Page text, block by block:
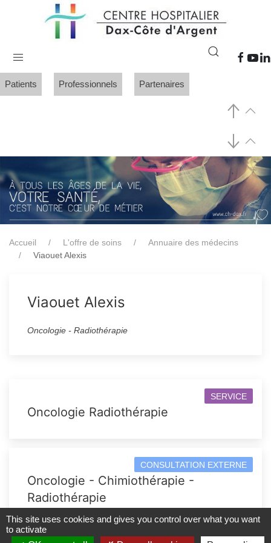
Patients Professionnels Partenaires
Accueil L'offre de soins
Annuaire des médecins
Viaouet Alexis
Viaouet Alexis
Oncologie - Radiothérapie
SERVICE
Oncologie Radiothérapie
CONSULTATION EXTERNE
Oncologie - Chimiothérapie -
Radiothérapie
Plan du site
This site uses cookies and gives you control over what you want
to activate